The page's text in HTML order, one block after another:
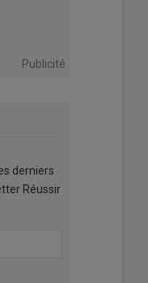
Publicité
derniers
Réussir